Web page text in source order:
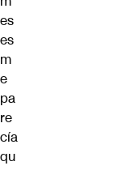
es
es
m
e
pa
re
cía
qu